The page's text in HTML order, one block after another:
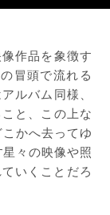
作品を象徴す
冒頭で流れる
ルバム同様、
と、この上な
かへ去ってゆ
々の映像や照
いくことだろ